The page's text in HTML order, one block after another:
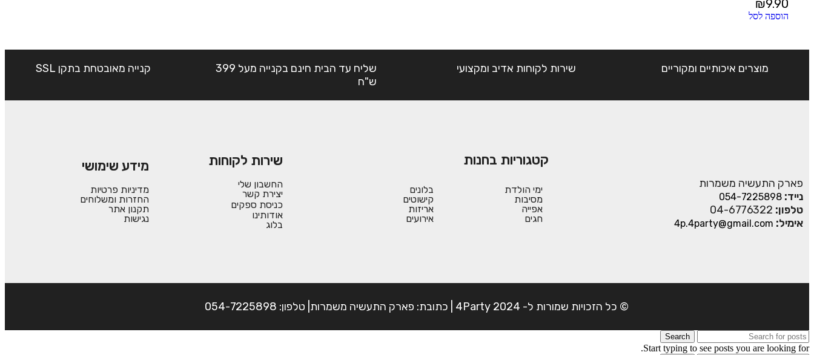
₪9.90
הוספה לסל
מוצרים איכותיים ומקוריים שירות לקוחות אדיב ומקצועי
שליח עד הבית חינם בקנייה מעל 399
ש"ח
קנייה מאובטחת בתקן SSL
פארק התעשיה משמרות
נייד: 054-7225898
טלפון: 04-6776322
אימיל: 4p.4party@gmail.com
קטגוריות בחנות
ימי הולדת
מסיבות
אפייה
חגים
בלונים
קישוטים
אריזות
אירועים
שירות לקוחות
החשבון שלי
יצירת קשר
כניסת ספקים
אודותינו
בלוג
מידע שימושי
מדיניות פרטיות
החזרות ומשלוחים
תקנון אתר
נגישות
© כל הזכויות שמורות ל- 4Party 2024 | כתובת: פארק התעשיה משמרות| טלפון: 054-7225898
Search
Start typing to see posts you are looking for.